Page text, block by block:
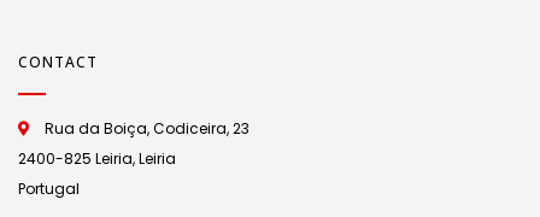
CONTACT
Rua da Boiça, Codiceira, 23
2400-825 Leiria, Leiria
Portugal